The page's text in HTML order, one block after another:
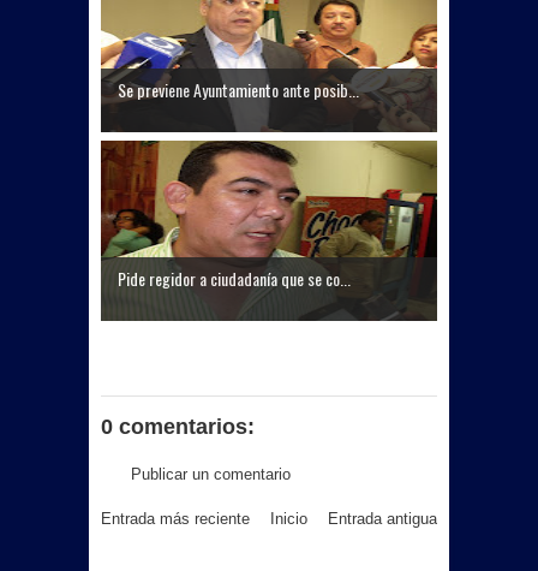
Se previene Ayuntamiento ante posib...
Pide regidor a ciudadanía que se co...
0 comentarios:
Publicar un comentario
Entrada más reciente Entrada antigua
Inicio